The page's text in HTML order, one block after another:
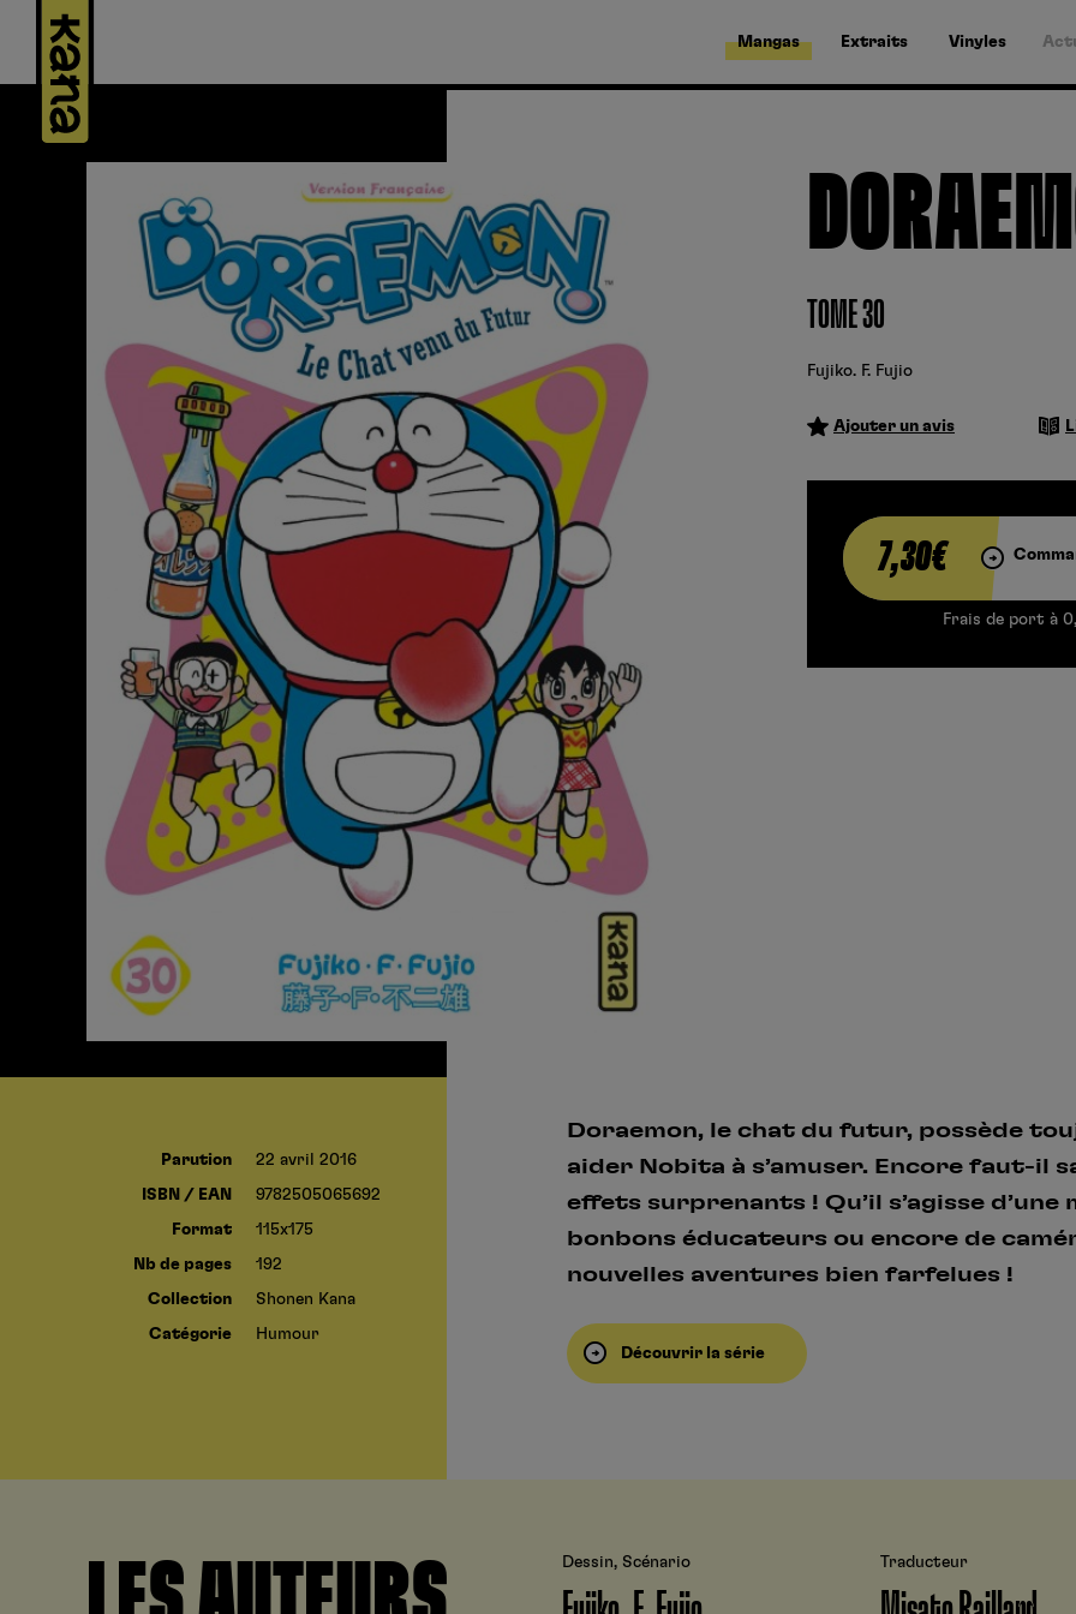
Mangas Extraits Vinyles
TOME 30
Fujiko. F. Fujio
Ajouter un avis
7,30€
Frais de port à
Parution 22 avril 2016
ISBN / EAN 9782505065692
Format 115x175
Nb de pages 192
Collection Shonen Kana
Catégorie Humour
Doraemon, le chat du futur, possède
aider Nobita à s’amuser. Encore faut-il
effets surprenants ! Qu’il s’agisse
bonbons éducateurs ou encore de
nouvelles aventures bien farfelues !
Découvrir la série
Dessin, Scénario Traducteur
Panneau de gestion des cookies